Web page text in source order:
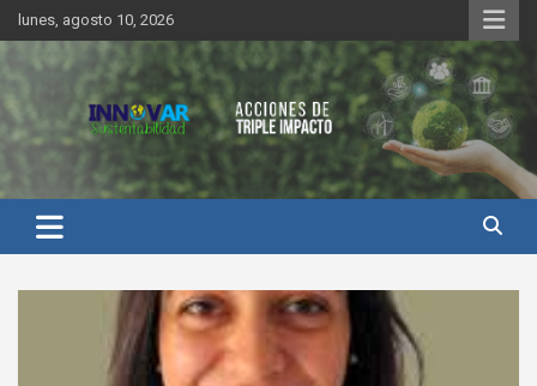
Saltar
al
contenido
lunes, agosto 10, 2026
Innovar Sustentabilidad